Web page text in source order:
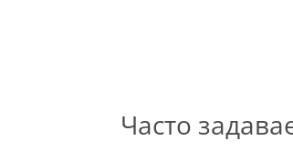
Часто